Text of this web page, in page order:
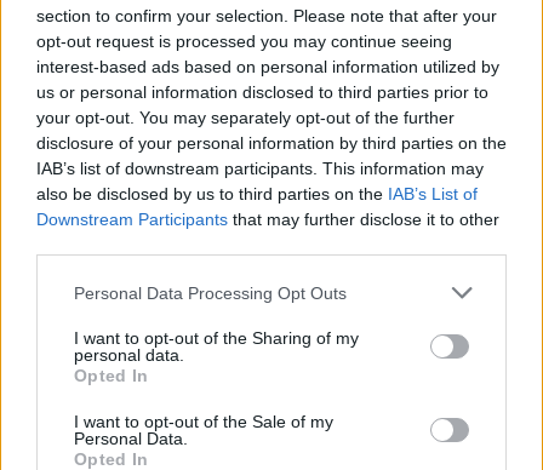
section to confirm your selection. Please note that after your
opt-out request is processed you may continue seeing
interest-based ads based on personal information utilized by
us or personal information disclosed to third parties prior to
your opt-out. You may separately opt-out of the further
disclosure of your personal information by third parties on the
IAB’s list of downstream participants. This information may
also be disclosed by us to third parties on the IAB’s List of
Downstream Participants that may further disclose it to other
Personal Data Processing Opt Outs
I want to opt-out of the Sharing of my
personal data.
Opted In
I want to opt-out of the Sale of my
Personal Data.
Opted In
Philip Glass: Παγκόσμια γιορτή για τα 90ά
γενέθλιά του με πρεμιέρα της “Συμφωνίας
Νο. 15: Lincoln”
29.05.26